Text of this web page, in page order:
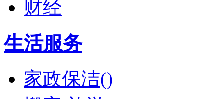
财经
生活服务
家政保洁()